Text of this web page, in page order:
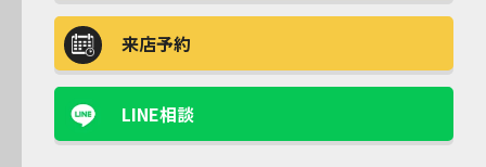
来店予約
LINE相談